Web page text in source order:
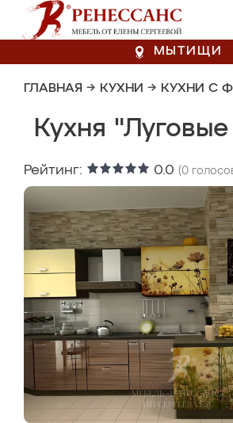
МЫТИЩИ
ГЛАВНАЯ → КУХНИ → КУХНИ С
Кухня
Рейтинг: 0.0 (0